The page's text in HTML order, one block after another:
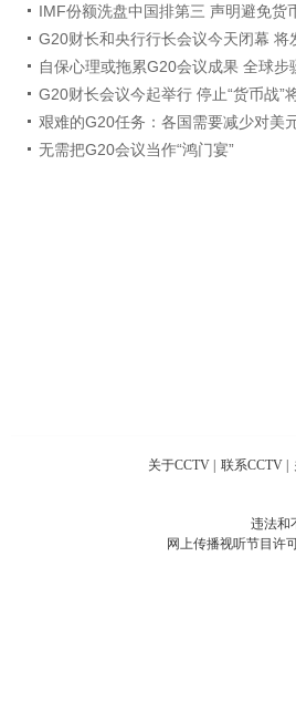
IMF份额洗盘中国排第三 声明避免货
G20财长和央行行长会议今天闭幕 将
自保心理或拖累G20会议成果 全球步
G20财长会议今起举行 停止“货币战”
艰难的G20任务：各国需要减少对美
无需把G20会议当作“鸿门宴”
关于CCTV | 联系CCTV |
违法和
网上传播视听节目许